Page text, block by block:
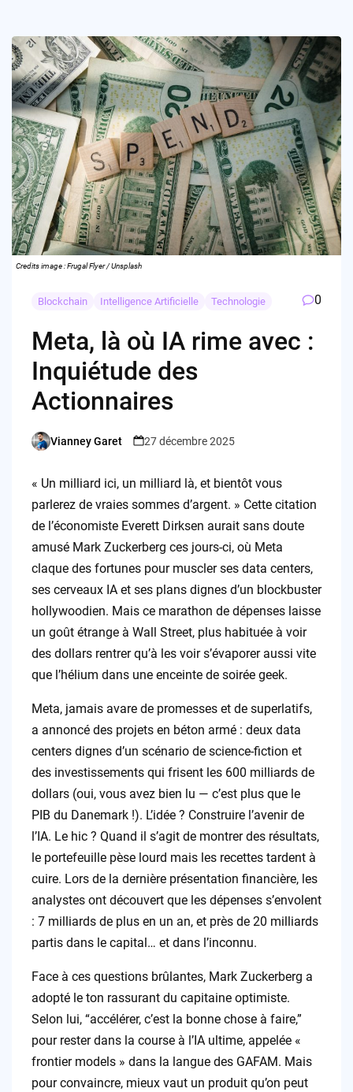
Credits image : Frugal Flyer / Unsplash
Blockchain Intelligence Artificielle Technologie 0
Meta, là où IA rime avec :
Inquiétude des
Actionnaires
Posted
Vianney Garet 27 décembre 2025
« Un milliard ici, un milliard là, et bientôt vous
parlerez de vraies sommes d’argent. » Cette citation
de l’économiste Everett Dirksen aurait sans doute
amusé Mark Zuckerberg ces jours-ci, où Meta
claque des fortunes pour muscler ses data centers,
ses cerveaux IA et ses plans dignes d’un blockbuster
hollywoodien. Mais ce marathon de dépenses laisse
un goût étrange à Wall Street, plus habituée à voir
des dollars rentrer qu’à les voir s’évaporer aussi vite
que l’hélium dans une enceinte de soirée geek.
Meta, jamais avare de promesses et de superlatifs,
a annoncé des projets en béton armé : deux data
centers dignes d’un scénario de science-fiction et
des investissements qui frisent les 600 milliards de
dollars (oui, vous avez bien lu — c’est plus que le
PIB du Danemark !). L’idée ? Construire l’avenir de
l’IA. Le hic ? Quand il s’agit de montrer des résultats,
le portefeuille pèse lourd mais les recettes tardent à
cuire. Lors de la dernière présentation financière, les
analystes ont découvert que les dépenses s’envolent
: 7 milliards de plus en un an, et près de 20 milliards
partis dans le capital… et dans l’inconnu.
Face à ces questions brûlantes, Mark Zuckerberg a
adopté le ton rassurant du capitaine optimiste.
Selon lui, “accélérer, c’est la bonne chose à faire,”
pour rester dans la course à l’IA ultime, appelée «
frontier models » dans la langue des GAFAM. Mais
pour convaincre, mieux vaut un produit qu’on peut